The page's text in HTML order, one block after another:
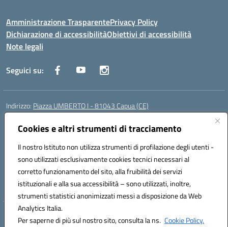
Cookies e altri strumenti di tracciamento
Il nostro Istituto non utilizza strumenti di profilazione degli utenti -
sono utilizzati esclusivamente cookies tecnici necessari al
corretto funzionamento del sito, alla fruibilità dei servizi
istituzionali e alla sua accessibilità – sono utilizzati, inoltre,
strumenti statistici anonimizzati messi a disposizione da Web
Analytics Italia.
Per saperne di più sul nostro sito, consulta la ns. Cookie Policy.
Amministrazione TrasparentePrivacy Policy
Dichiarazione di accessibilitàObiettivi di accessibilità
Note legali
Seguici su:
Indirizzo: Piazza UMBERTO I - 81043 Capua (CE)
Centralino:
Posta elettronica certificata (PEC):cepm03000d@pec.istruzione.it
Codice fiscale: 93034560610
Codice meccanografico:CEPM03000D
Codice Indice delle Pubbliche Amministrazioni (IPA): istsc_cepm03000d
Codice unico di fatturazione (CUF): UF7IYN
Hosting & Powered by 3D Solution S.r.l.